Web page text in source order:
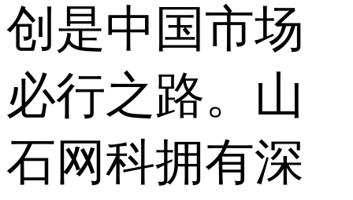
创是中国市场
必行之路。山
石网科拥有深